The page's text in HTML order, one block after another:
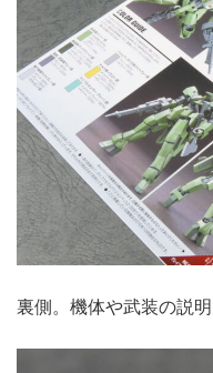
裏側。機体や武装の説明